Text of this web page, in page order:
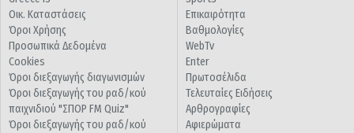
Οικ. Καταστάσεις
Όροι Χρήσης
Προσωπικά Δεδομένα
Cookies
Όροι διεξαγωγής διαγωνισμών
Όροι διεξαγωγής του ραδ/κού
παιχνιδιού "ΣΠΟΡ FM Quiz"
Όροι διεξαγωγής του ραδ/κού
Επικαιρότητα
Βαθμολογίες
WebTv
Enter
Πρωτοσέλιδα
Τελευταίες Ειδήσεις
Αρθρογραφίες
Αφιερώματα